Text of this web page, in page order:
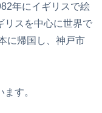
年にイギリスで絵
リスを中心に世界で
に帰国し、神戸市
す。